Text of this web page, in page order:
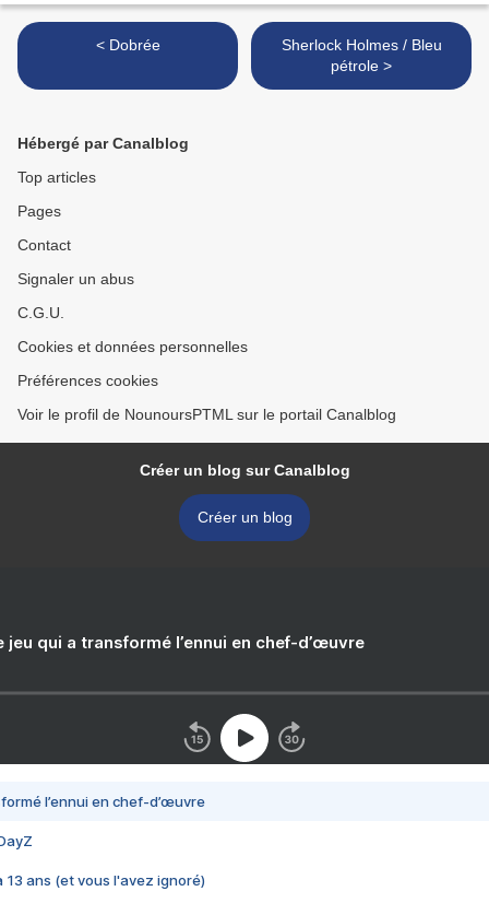
< Dobrée
Sherlock Holmes / Bleu
pétrole >
Hébergé par Canalblog
Top articles
Pages
Contact
Signaler un abus
C.G.U.
Cookies et données personnelles
Préférences cookies
Voir le profil de NounoursPTML sur le portail Canalblog
Créer un blog sur Canalblog
Créer un blog
jeu qui a transformé l’ennui en chef-d’œuvre
l’ennui en chef-d’œuvre
13 ans (et vous l'avez ignoré)